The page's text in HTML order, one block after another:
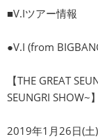
■V.Iツアー情報
●V.I (from
【THE GREAT
SEUNGRI SHOW~】
2019年1月26日(土